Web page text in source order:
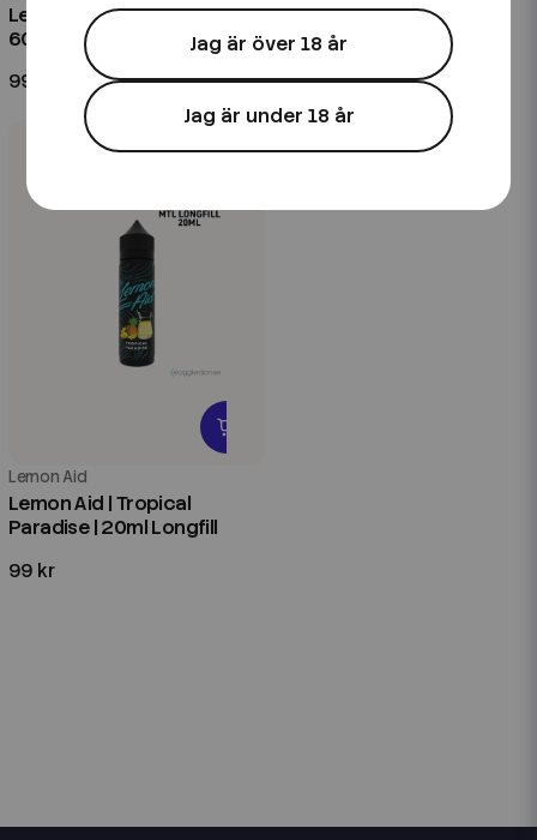
Lemon Aid | Pink Lemonade |
60ml Kombofill
99 kr
Lemon Aid | Tropical
Paradise | 60ml Kombofill
99 kr
Lemon Aid
Lemon Aid | Tropical
Paradise | 20ml Longfill
99 kr
Jag är över 18 år
Jag är under 18 år